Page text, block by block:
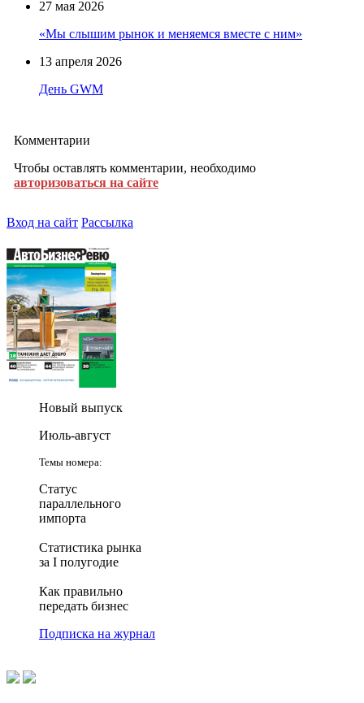
27 мая 2026
«Мы слышим рынок и меняемся вместе с ним»
13 апреля 2026
День GWM
Комментарии
Чтобы оставлять комментарии, необходимо
авторизоваться на сайте
Вход на сайт Рассылка
Новый выпуск
Июль-август
Темы номера:
Статус
параллельного
импорта
Статистика рынка
за I полугодие
Как правильно
передать бизнес
Подписка на журнал